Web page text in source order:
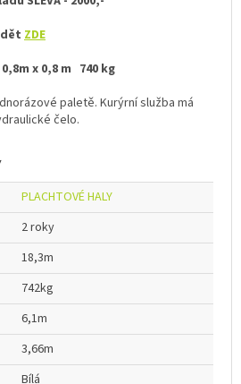
ZDE
x 0,8 m 740 kg
paletě. Kurýrní služba má
čelo.
PLACHTOVÉ HALY
2 roky
18,3m
742kg
6,1m
3,66m
Bílá